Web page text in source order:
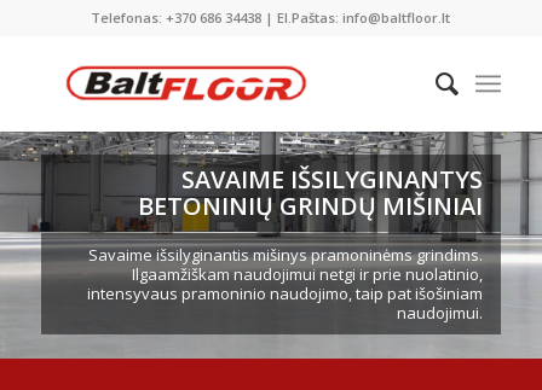
Telefonas: +370 686 34438 | El.Paštas: info@baltfloor.lt
SAVAIME IŠSILYGINANTYS
BETONINIŲ GRINDŲ MIŠINIAI
Savaime išsilyginantis mišinys pramoninėms grindims.
Ilgaamžiškam naudojimui netgi ir prie nuolatinio,
intensyvaus pramoninio naudojimo, taip pat išošiniam
naudojimui.